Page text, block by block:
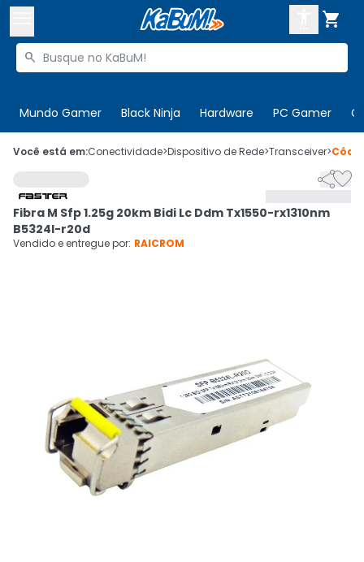

Buscar produtos

Mundo Gamer Black Ninja Hardware PC Gamer
 Olá. Acesse sua conta
 Departamentos
Cupons
CADASTRE-SE
Você está em:Conectividade>Dispositivo de Rede>Transceiver>

Fibra M Sfp 1.25g 20km Bidi Lc Ddm Tx1550-rx1310nm
B5324l-r20d
Vendido e entregue por: RAICROM